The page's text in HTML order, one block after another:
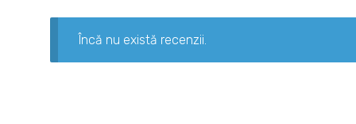
Încă nu există recenzii.